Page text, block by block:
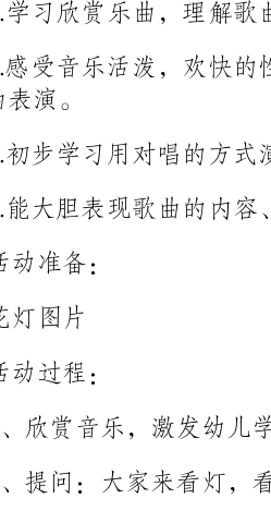
①跟着音乐的节奏，念歌词。
4.能大胆表现歌曲的内容、情感。